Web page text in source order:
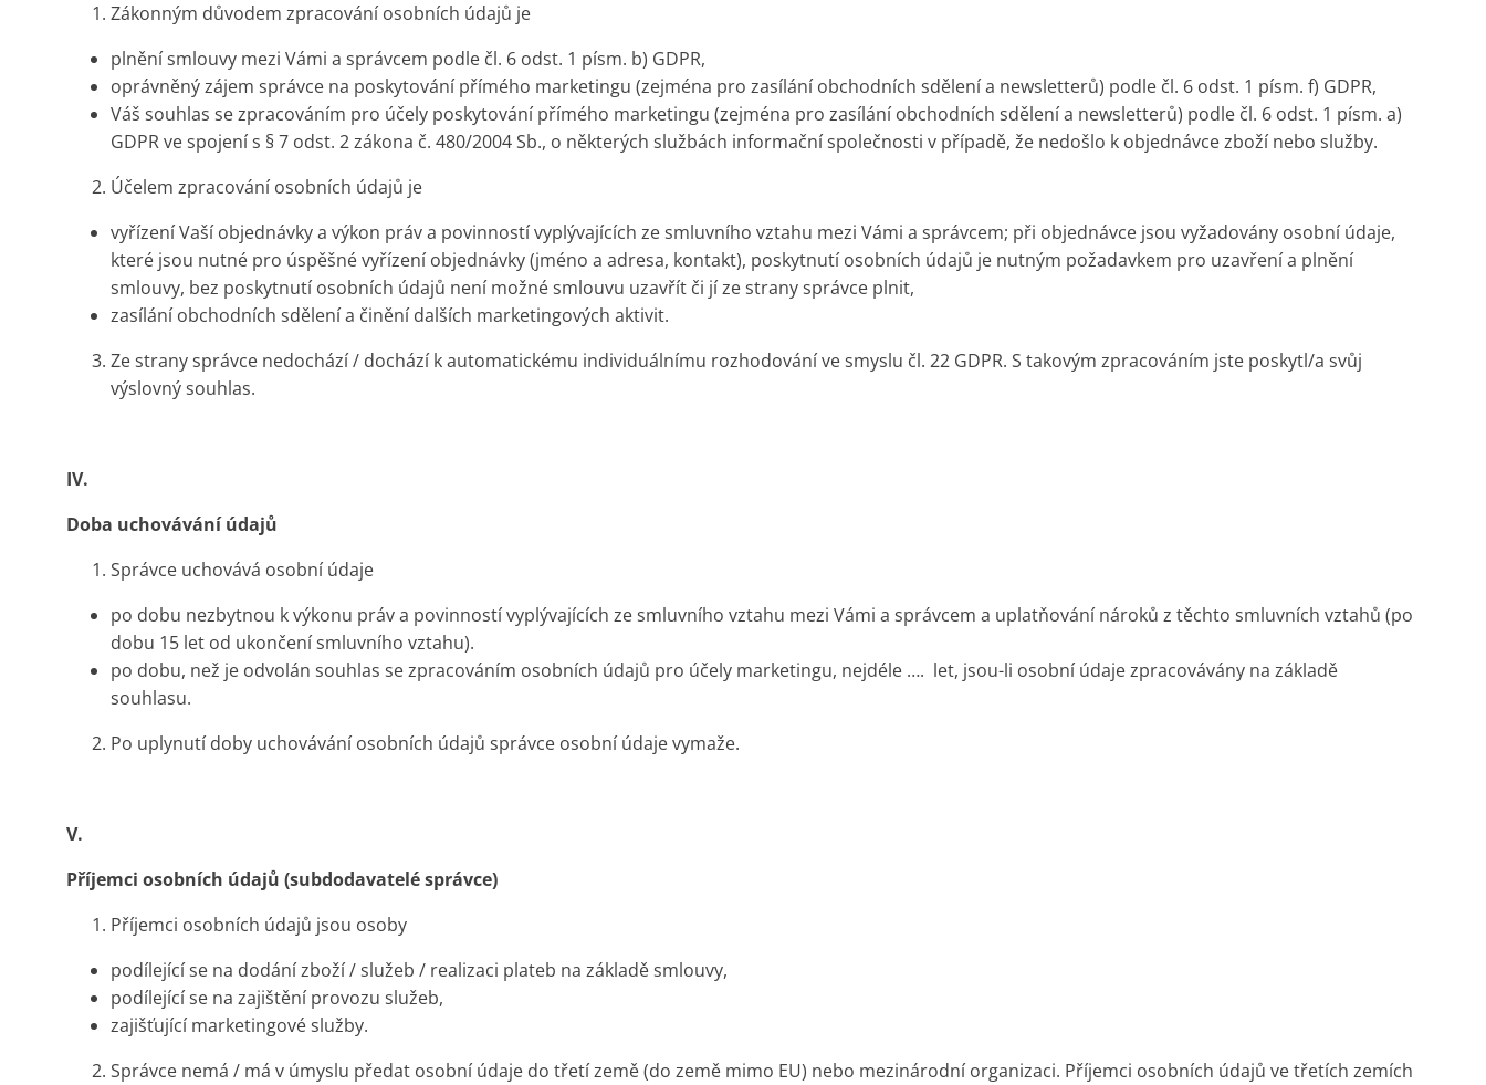
Zákonným důvodem zpracování osobních údajů je
plnění smlouvy mezi Vámi a správcem podle čl. 6 odst. 1 písm. b) GDPR,
oprávněný zájem správce na poskytování přímého marketingu (zejména pro zasílání obchodních sdělení a newsletterů) podle čl. 6 odst. 1 písm. f) GDPR,
Váš souhlas se zpracováním pro účely poskytování přímého marketingu (zejména pro zasílání obchodních sdělení a newsletterů) podle čl. 6 odst. 1 písm. a)
GDPR ve spojení s § 7 odst. 2 zákona č. 480/2004 Sb., o některých službách informační společnosti v případě, že nedošlo k objednávce zboží nebo služby.
Účelem zpracování osobních údajů je
vyřízení Vaší objednávky a výkon práv a povinností vyplývajících ze smluvního vztahu mezi Vámi a správcem; při objednávce jsou vyžadovány osobní údaje,
které jsou nutné pro úspěšné vyřízení objednávky (jméno a adresa, kontakt), poskytnutí osobních údajů je nutným požadavkem pro uzavření a plnění
smlouvy, bez poskytnutí osobních údajů není možné smlouvu uzavřít či jí ze strany správce plnit,
zasílání obchodních sdělení a činění dalších marketingových aktivit.
Ze strany správce nedochází / dochází k automatickému individuálnímu rozhodování ve smyslu čl. 22 GDPR. S takovým zpracováním jste poskytl/a svůj
výslovný souhlas.
IV.
Doba uchovávání údajů
Správce uchovává osobní údaje
po dobu nezbytnou k výkonu práv a povinností vyplývajících ze smluvního vztahu mezi Vámi a správcem a uplatňování nároků z těchto smluvních vztahů (po
dobu 15 let od ukončení smluvního vztahu).
po dobu, než je odvolán souhlas se zpracováním osobních údajů pro účely marketingu, nejdéle …. let, jsou-li osobní údaje zpracovávány na základě
souhlasu.
Po uplynutí doby uchovávání osobních údajů správce osobní údaje vymaže.
V.
Příjemci osobních údajů (subdodavatelé správce)
Příjemci osobních údajů jsou osoby
podílející se na dodání zboží / služeb / realizaci plateb na základě smlouvy,
podílející se na zajištění provozu služeb,
zajišťující marketingové služby.
Správce nemá / má v úmyslu předat osobní údaje do třetí země (do země mimo EU) nebo mezinárodní organizaci. Příjemci osobních údajů ve třetích zemích